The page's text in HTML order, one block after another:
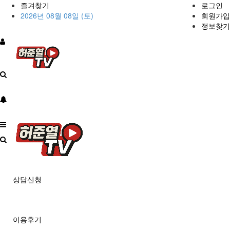
즐겨찾기
2026년 08월 08일 (토)
로그인
회원가입
정보찾기
상담신청
이용후기